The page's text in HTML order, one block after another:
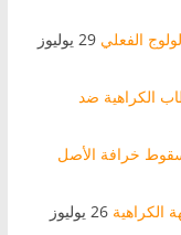
الفعلي
29 يوليوز
الكراهية ضد
خرافة الأصل
الكراهية
26 يوليوز